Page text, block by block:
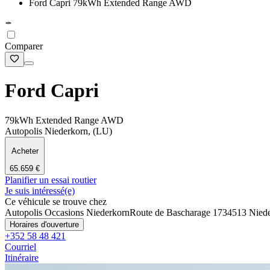
Ford Capri 79kWh Extended Range AWD
Comparer
Ford Capri
79kWh Extended Range AWD
Autopolis Niederkorn, (LU)
Acheter
65.659 €
Planifier un essai routier
Je suis intéressé(e)
Ce véhicule se trouve chez
Autopolis Occasions NiederkornRoute de Bascharage 1734513
Horaires d'ouverture
+352 58 48 421
Courriel
Itinéraire